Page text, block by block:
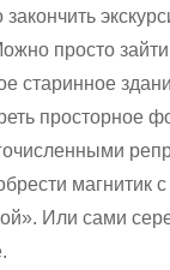
просто зайти
старинное
просторное
магнитик
Или сами